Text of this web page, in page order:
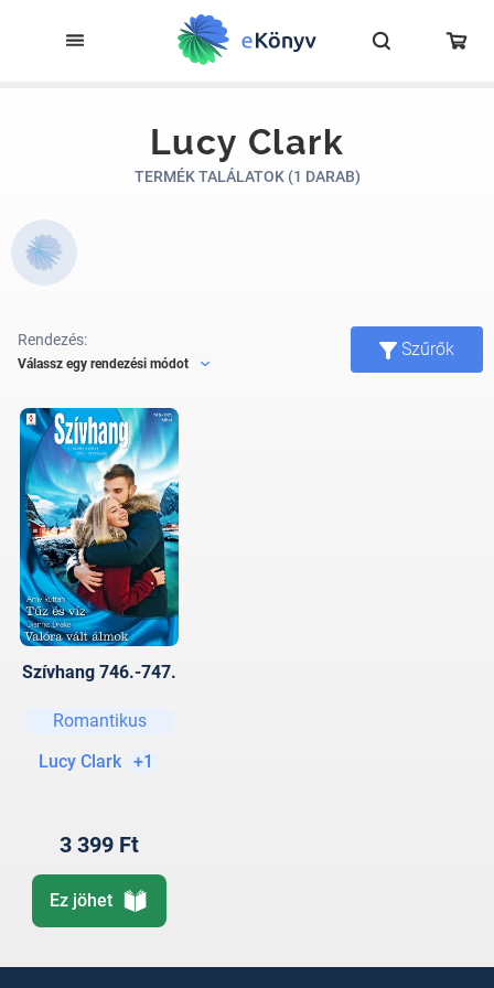
Lucy Clark
TERMÉK TALÁLATOK (1 DARAB)
Rendezés:
Válassz egy rendezési módot
Szűrők
Szívhang 746.-747.
Romantikus
Lucy Clark +1
3 399 Ft
Ez jöhet